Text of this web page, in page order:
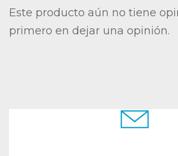
Este producto aún no tiene
primero en dejar una opinión.